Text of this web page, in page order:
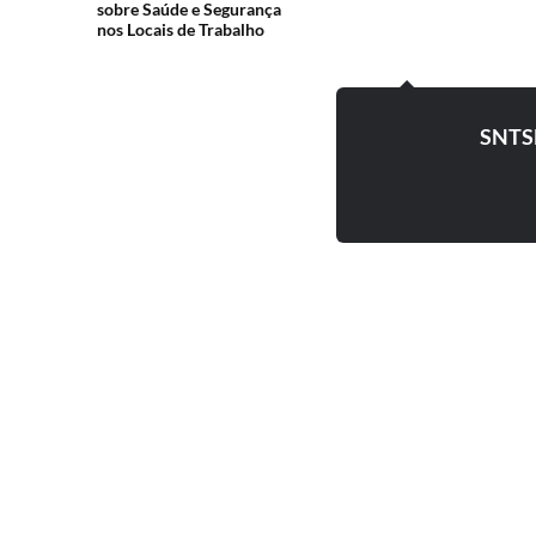
sobre Saúde e Segurança
nos Locais de Trabalho